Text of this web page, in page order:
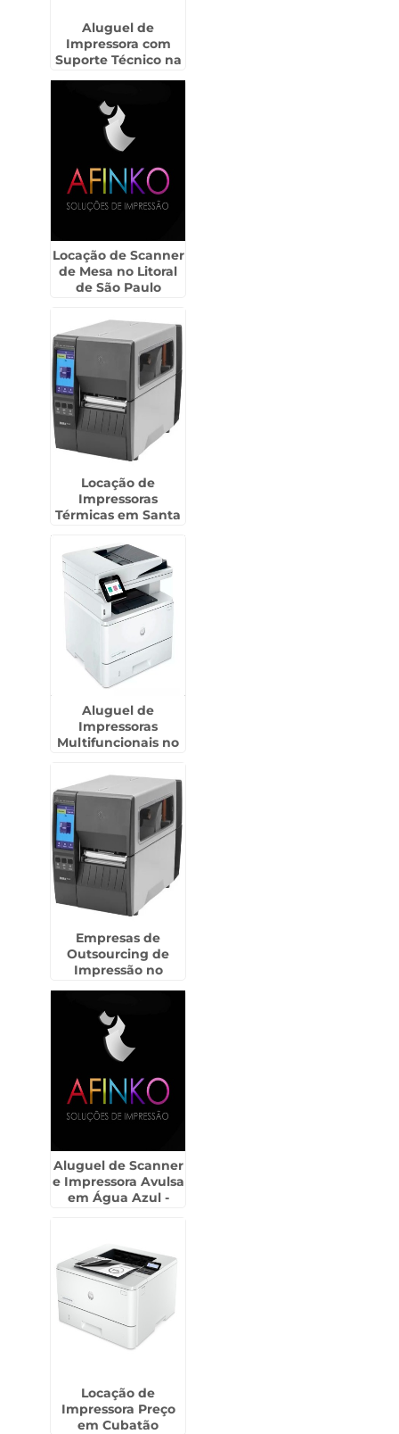
Aluguel de
Impressora com
Suporte Técnico na
Locação de Scanner
de Mesa no Litoral
de São Paulo
Locação de
Impressoras
Térmicas em Santa
Aluguel de
Impressoras
Multifuncionais no
Empresas de
Outsourcing de
Impressão no
Aluguel de Scanner
e Impressora Avulsa
em Água Azul -
Locação de
Impressora Preço
em Cubatão